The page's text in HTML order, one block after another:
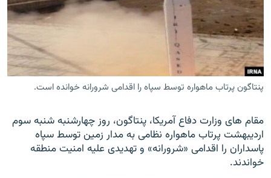
زبان‌های دیگر
پنتاگون پرتاب ماهواره توسط سپاه را اقدامی شرورانه خوانده است.
مقام های وزارت دفاع آمریکا، پنتاگون، روز چهارشنبه شنبه سوم
اردیبهشت پرتاب ماهواره نظامی به مدار زمین توسط سپاه
پاسداران را اقدامی «شرورانه» و تهدیدی علیه امنیت منطقه
خواندند.